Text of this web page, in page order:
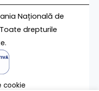
Națională de
Toate drepturile
cookie